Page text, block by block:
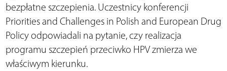
bezpłatne szczepienia. Uczestnicy konferencji
Priorities and Challenges in Polish and European Drug
Policy odpowiadali na pytanie, czy realizacja
programu szczepień przeciwko HPV zmierza we
właściwym kierunku.